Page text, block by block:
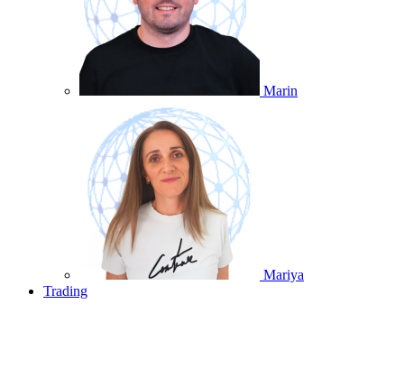
Marin
Mariya
Trading